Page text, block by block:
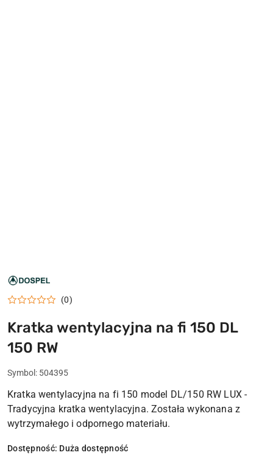
LOGO
DOSPEL
(0)
Kratka wentylacyjna na fi 150 DL
150 RW
Symbol: 504395
Kratka wentylacyjna na fi 150 model DL/150 RW LUX -
Tradycyjna kratka wentylacyjna. Została wykonana z
wytrzymałego i odpornego materiału.
Dostępność: Duża dostępność